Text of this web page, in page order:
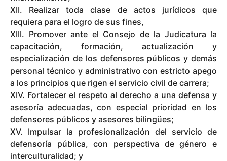
XII. Realizar toda clase de actos jurídicos que
requiera para el logro de sus fines,
XIII. Promover ante el Consejo de la Judicatura la
capacitación, formación, actualización y
especialización de los defensores públicos y demás
personal técnico y administrativo con estricto apego
a los principios que rigen el servicio civil de carrera;
XIV. Fortalecer el respeto al derecho a una defensa y
asesoría adecuadas, con especial prioridad en los
defensores públicos y asesores bilingües;
XV. Impulsar la profesionalización del servicio de
defensoría pública, con perspectiva de género e
interculturalidad; y